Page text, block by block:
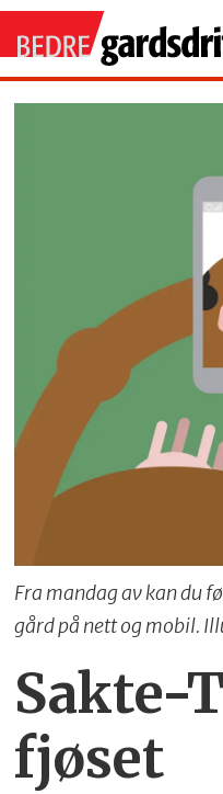
Fra mandag av kan du
gård på nett og mobil.
Sakte-
fjøset